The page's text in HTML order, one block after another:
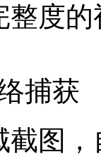
整度的
捕获
图